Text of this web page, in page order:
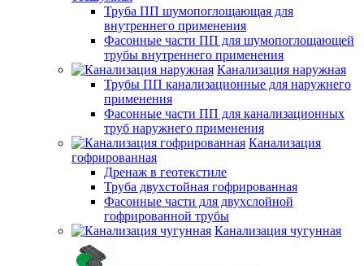
Труба ПП шумопоглощающая для
внутреннего применения
Фасонные части ПП для шумопоглощающей
трубы внутреннего применения
Канализация наружная
Трубы ПП канализационные для наружнего
применения
Фасонные части ПП для канализационных
труб наружнего применения
Канализация
гофрированная
Дренаж в геотекстиле
Труба двухстойная гофрированная
Фасонные части для двухслойной
гофрированной трубы
Канализация чугунная